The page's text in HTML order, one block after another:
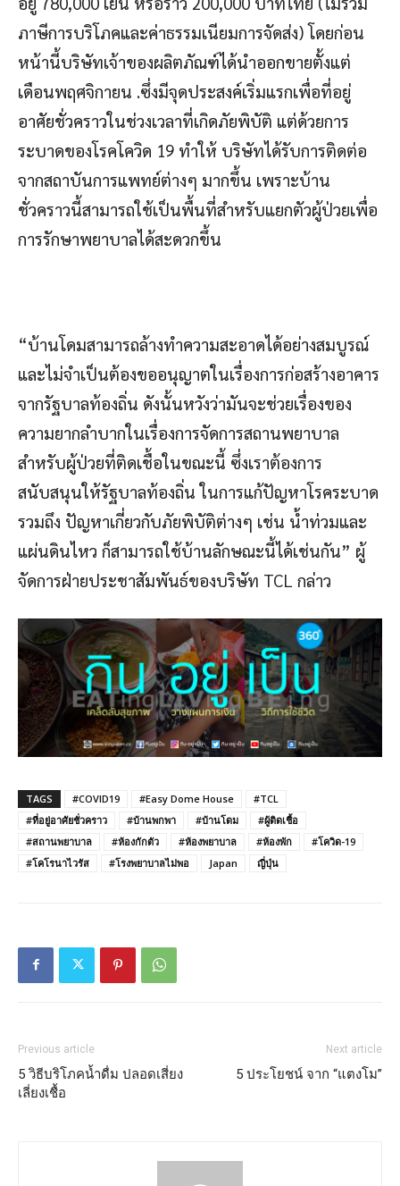
ภาษีการบริโภคและค่าธรรมเนียมการจัดส่ง) โดยก่อน
หน้านี้บริษัทเจ้าของผลิตภัณฑ์ได้นำออกขายตั้งแต่
เดือนพฤศจิกายน .ซึ่งมีจุดประสงค์เริ่มแรกเพื่อที่อยู่
อาศัยชั่วคราวในช่วงเวลาที่เกิดภัยพิบัติ แต่ด้วยการ
ระบาดของโรคโควิด 19 ทำให้ บริษัทได้รับการติดต่อ
จากสถาบันการแพทย์ต่างๆ มากขึ้น เพราะบ้าน
ชั่วคราวนี้สามารถใช้เป็นพื้นที่สำหรับแยกตัวผู้ป่วยเพื่อ
การรักษาพยาบาลได้สะดวกขึ้น
“บ้านโดมสามารถล้างทำความสะอาดได้อย่างสมบูรณ์
และไม่จำเป็นต้องขออนุญาตในเรื่องการก่อสร้างอาคาร
จากรัฐบาลท้องถิ่น ดังนั้นหวังว่ามันจะช่วยเรื่องของ
ความยากลำบากในเรื่องการจัดการสถานพยาบาล
สำหรับผู้ป่วยที่ติดเชื้อในขณะนี้ ซึ่งเราต้องการ
สนับสนุนให้รัฐบาลท้องถิ่น ในการแก้ปัญหาโรคระบาด
รวมถึง ปัญหาเกี่ยวกับภัยพิบัติต่างๆ เช่น น้ำท่วมและ
แผ่นดินไหว ก็สามารถใช้บ้านลักษณะนี้ได้เช่นกัน” ผู้
จัดการฝ่ายประชาสัมพันธ์ของบริษัท TCL กล่าว
TAGS #COVID19 #Easy Dome House
#TCL
#ที่อยู่อาศัยชั่วคราว
#บ้านพกพา #บ้านโดม
#ผู้ติดเชื้อ
#สถานพยาบาล
#ห้องกักตัว #ห้องพยาบาล #ห้องพัก
#โควิด-19
#โคโรนาไวรัส
#โรงพยาบาลไม่พอ Japan ญี่ปุ่น
Previous article
5 วิธีบริโภคน้ำดื่ม ปลอดเสี่ยง
เลี่ยงเชื้อ
Next article
5 ประโยชน์ จาก “แตงโม”